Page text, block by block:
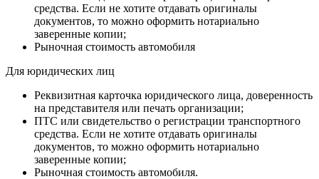
средства. Если не хотите отдавать оригиналы
документов, то можно оформить нотариально
заверенные копии;
Рыночная стоимость автомобиля
Для юридических лиц
Реквизитная карточка юридического лица, доверенность
на представителя или печать организации;
ПТС или свидетельство о регистрации транспортного
средства. Если не хотите отдавать оригиналы
документов, то можно оформить нотариально
заверенные копии;
Рыночная стоимость автомобиля.